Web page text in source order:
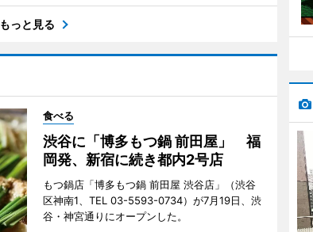
もっと見る
食べる
渋谷に「博多もつ鍋 前田屋」 福
岡発、新宿に続き都内2号店
もつ鍋店「博多もつ鍋 前田屋 渋谷店」（渋谷
区神南1、TEL 03-5593-0734）が7月19日、渋
谷・神宮通りにオープンした。